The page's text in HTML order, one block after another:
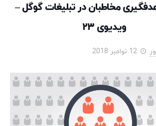
مخاطبان در تبلیغات گوگل –
ویدیوی ۲۳
12 نوامبر 2018